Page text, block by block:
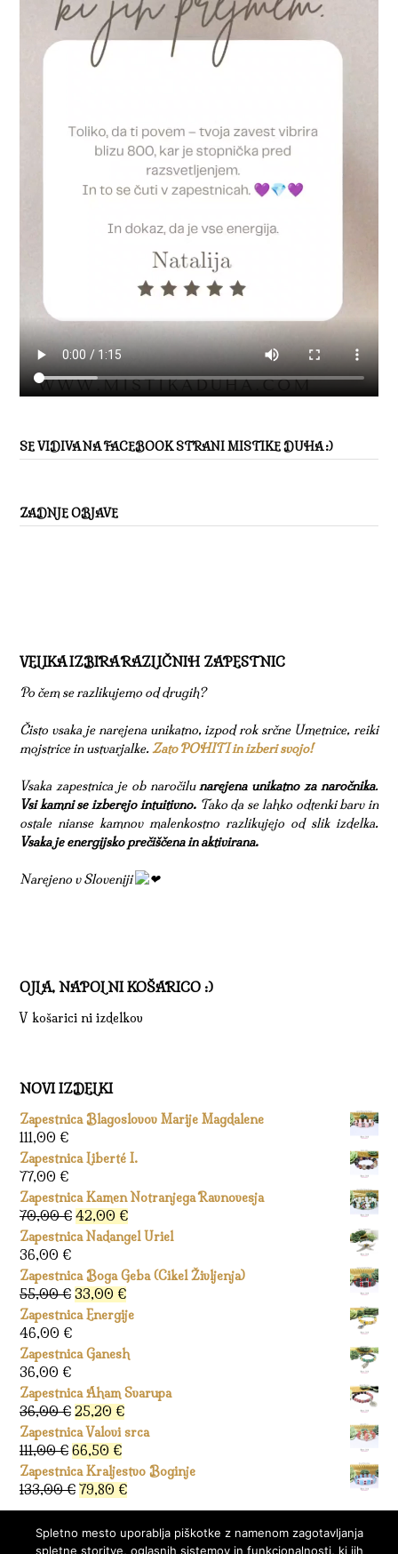
SE VIDIVA NA FACEBOOK STRANI MISTIKE DUHA :)
ZADNJE OBJAVE
VELIKA IZBIRA RAZLIČNIH ZAPESTNIC
Po čem se razlikujemo od drugih?
Čisto vsaka je narejena unikatno, izpod rok srčne Umetnice, reiki
mojstrice in ustvarjalke.Zato POHITI in izberi svojo!
Vsaka zapestnica je ob naročilunarejena unikatno za naročnika.
Vsi kamni se izberejo intuitivno.Tako da se lahko odtenki barv in
ostale nianse kamnov malenkostno razlikujejo od slik izdelka.
Vsaka je energijsko prečiščena in aktivirana.
Narejeno v Sloveniji
OJLA, NAPOLNI KOŠARICO :)
V košarici ni izdelkov
NOVI IZDELKI
Zapestnica Blagoslovov Marije Magdalene
111,00 €
Zapestnica Liberté I.
77,00 €
Zapestnica Kamen Notranjega Ravnovesja
70,00€ Izvirna
cena
bila:
70,00 €.
42,00 €Trenutna
cena
42,00 €.
Zapestnica Nadangel Uriel
36,00 €
Zapestnica Boga Geba (Cikel Življenja)
55,00€ Izvirna
cena
bila:
33,00 €Trenutna
cena
33,00 €.
Zapestnica Energije
46,00 €
Zapestnica Ganesh
36,00 €
Zapestnica Aham Svarupa
36,00€ Izvirna
cena
je
bila:
36,00 €.
25,20 €Trenutna
cena
25,20 €.
Zapestnica Valovi srca
111,00€ Izvirna
cena
je
66,50 €Trenutna
cena
je:
Zapestnica Kraljestvo Boginje
133,00€ Izvirna
cena
bila:
79,80 €Trenutna
cena
je:
79,80 €.
Spletno mesto uporablja piškotke z namenom zagotavljanja
spletne storitve, oglasnih sistemov in funkcionalnosti, ki jih